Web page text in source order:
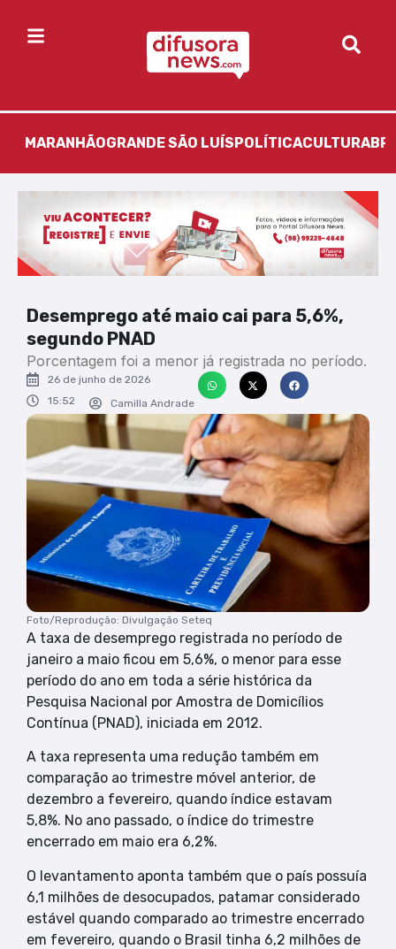
MARANHÃOGRANDE SÃO LUÍS POLÍTICACULTURA
Desemprego até maio cai para 5,6%,
segundo PNAD
Porcentagem foi a menor já registrada no período.
26 de junho de 2026
15:52
Camilla Andrade
Foto/Reprodução: Divulgação Seteq
A taxa de desemprego registrada no período de
janeiro a maio ficou em 5,6%, o menor para esse
período do ano em toda a série histórica da
Pesquisa Nacional por Amostra de Domicílios
Contínua (PNAD), iniciada em 2012.
A taxa representa uma redução também em
comparação ao trimestre móvel anterior, de
dezembro a fevereiro, quando índice estavam
5,8%. No ano passado, o índice do trimestre
encerrado em maio era 6,2%.
O levantamento aponta também que o país possuía
6,1 milhões de desocupados, patamar considerado
estável quando comparado ao trimestre encerrado
em fevereiro, quando o Brasil tinha 6,2 milhões de